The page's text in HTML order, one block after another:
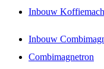
Inbouw
Inbouw
Combimagnetron